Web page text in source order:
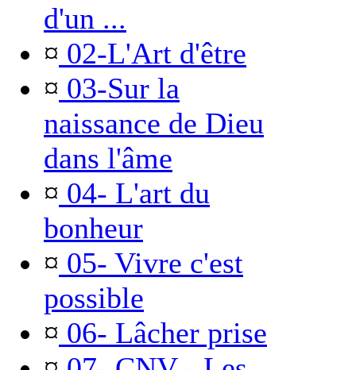
d'un ...
¤ 02-L'Art d'être
¤ 03-Sur la
naissance de Dieu
dans l'âme
¤ 04- L'art du
bonheur
¤ 05- Vivre c'est
possible
¤ 06- Lâcher prise